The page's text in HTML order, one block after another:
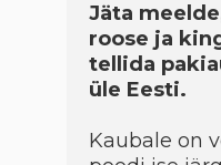
Jäta
roose ja
tellida
üle Eesti.
Kaubale on